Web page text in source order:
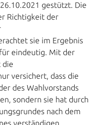
gestützt. Die
Richtigkeit der
sie im Ergebnis
eindeutig. Mit der
die
versichert, dass die
des Wahlvorstands
sondern sie hat durch
nach dem
verständigen